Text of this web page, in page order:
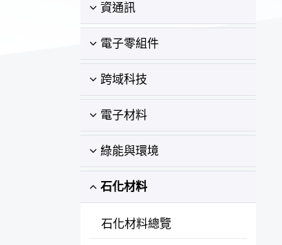
資通訊
電子零組件
跨域科技
電子材料
綠能與環境
石化材料
石化材料總覽